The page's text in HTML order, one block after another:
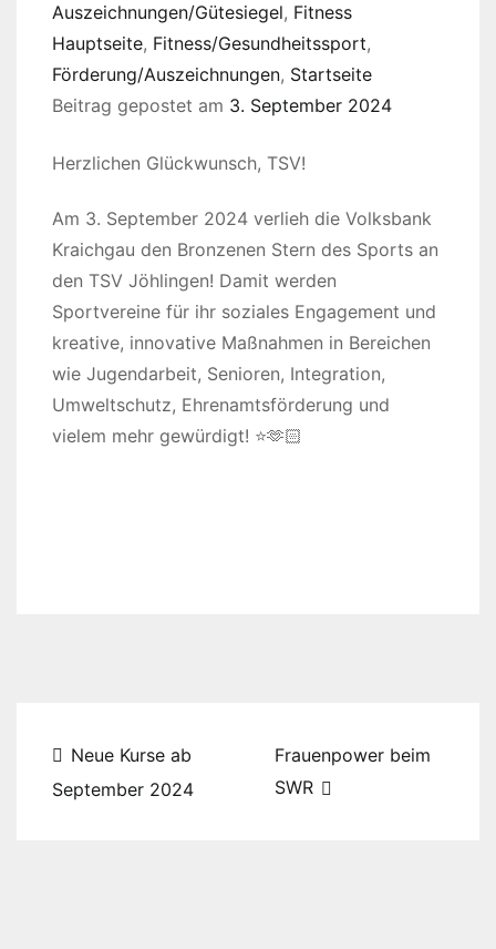
Auszeichnungen/Gütesiegel, Fitness
Hauptseite, Fitness/Gesundheitssport,
Förderung/Auszeichnungen, Startseite
Beitrag gepostet am 3. September 2024
Herzlichen Glückwunsch, TSV!
Am 3. September 2024 verlieh die Volksbank
Kraichgau den Bronzenen Stern des Sports an
den TSV Jöhlingen! Damit werden
Sportvereine für ihr soziales Engagement und
kreative, innovative Maßnahmen in Bereichen
wie Jugendarbeit, Senioren, Integration,
Umweltschutz, Ehrenamtsförderung und
vielem mehr gewürdigt! ⭐️🫶🏻
Beitragsnavigation
Neue Kurse ab
September 2024
Frauenpower beim
SWR